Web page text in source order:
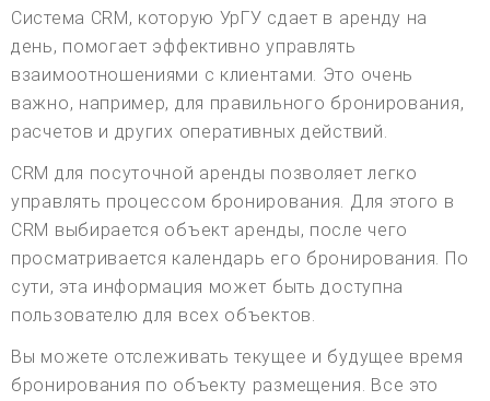
Система CRM, которую УрГУ сдает в аренду на
день, помогает эффективно управлять
взаимоотношениями с клиентами. Это очень
важно, например, для правильного бронирования,
расчетов и других оперативных действий.
CRM для посуточной аренды позволяет легко
управлять процессом бронирования. Для этого в
CRM выбирается объект аренды, после чего
просматривается календарь его бронирования. По
сути, эта информация может быть доступна
пользователю для всех объектов.
Вы можете отслеживать текущее и будущее время
бронирования по объекту размещения. Все это